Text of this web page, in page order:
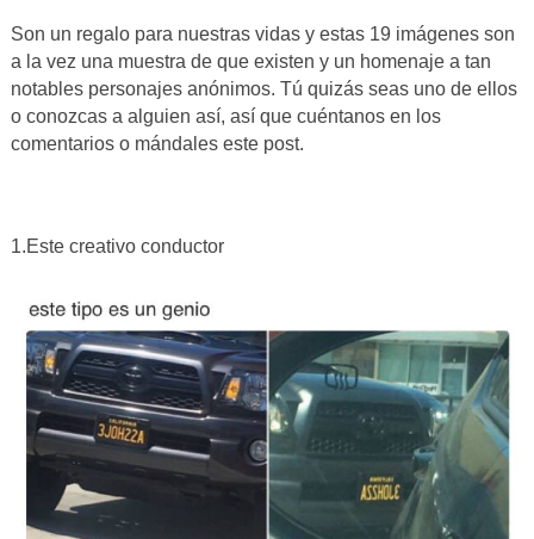
Son un regalo para nuestras vidas y estas 19 imágenes son
a la vez una muestra de que existen y un homenaje a tan
notables personajes anónimos. Tú quizás seas uno de ellos
o conozcas a alguien así, así que cuéntanos en los
comentarios o mándales este post.
1.Este creativo conductor